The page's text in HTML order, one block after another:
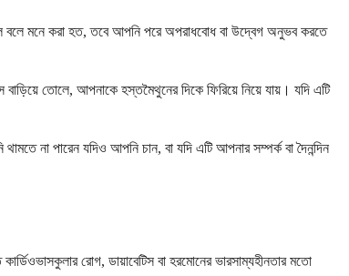
বলে মনে করা হত, তবে আপনি পরে অপরাধবোধ বা উদ্বেগ অনুভব করতে
তোলে, আপনাকে হস্তমৈথুনের দিকে ফিরিয়ে নিয়ে যায়। যদি এটি
না পারেন যদিও আপনি চান, বা যদি এটি আপনার সম্পর্ক বা দৈনন্দিন
রোগ, ডায়াবেটিস বা হরমোনের ভারসাম্যহীনতার মতো